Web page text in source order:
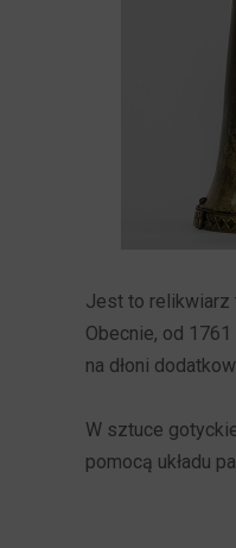
Jest to relikwiarz
Obecnie, od
na dłoni
W sztuce
pomocą układu